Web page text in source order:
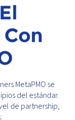
MetaPMO se
del estándar.
de partnership,